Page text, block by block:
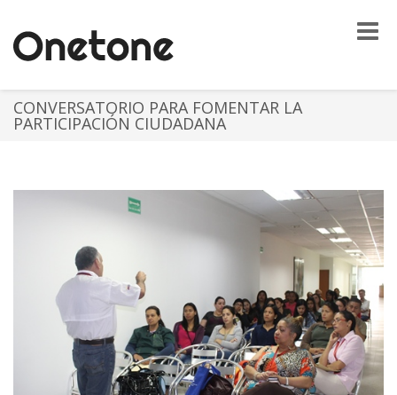
Toggle
CONVERSATORIO PARA FOMENTAR LA
PARTICIPACIÓN CIUDADANA